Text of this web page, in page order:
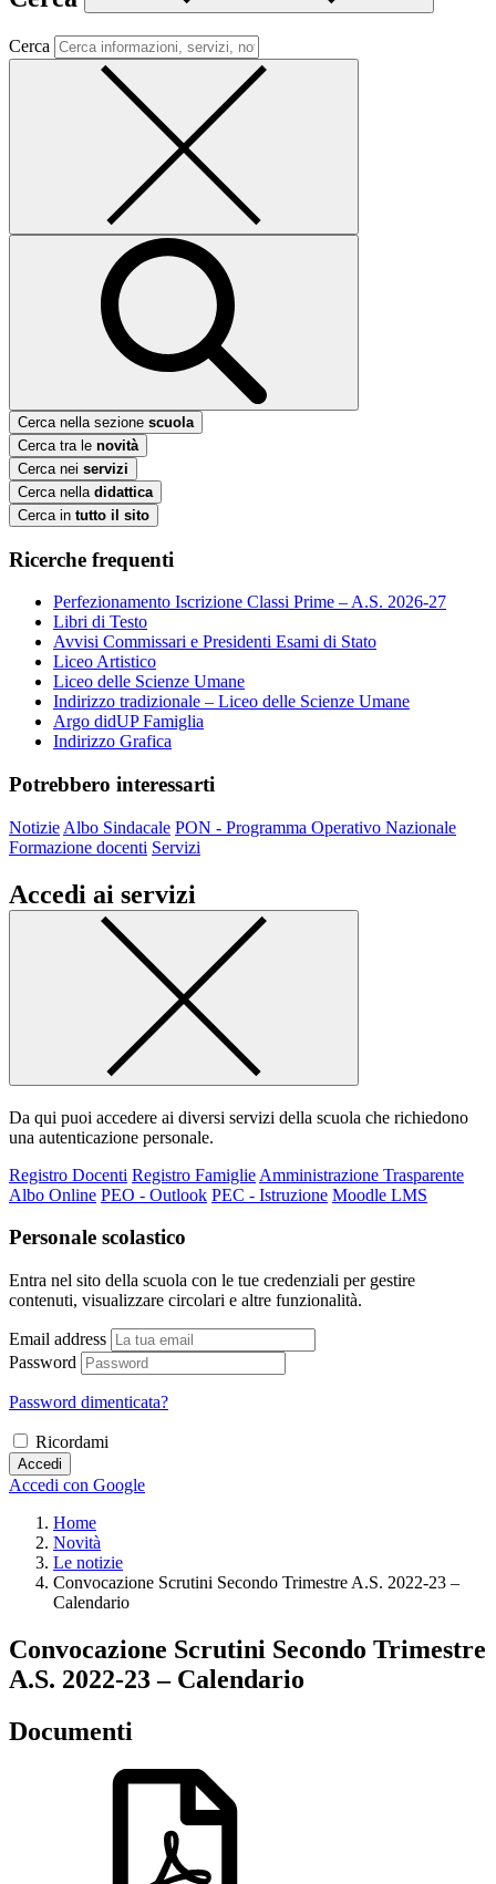
Cerca
Cerca nella sezione scuola
Cerca tra le novità
Cerca nei servizi
Cerca nella didattica
Cerca in tutto il sito
Ricerche frequenti
Perfezionamento Iscrizione Classi Prime – A.S. 2026-27
Libri di Testo
Avvisi Commissari e Presidenti Esami di Stato
Liceo Artistico
Liceo delle Scienze Umane
Indirizzo tradizionale – Liceo delle Scienze Umane
Argo didUP Famiglia
Indirizzo Grafica
Potrebbero interessarti
Notizie Albo Sindacale PON - Programma Operativo Nazionale
Formazione docenti Servizi
Accedi ai servizi
Da qui puoi accedere ai diversi servizi della scuola che richiedono
una autenticazione personale.
Registro Docenti Registro Famiglie Amministrazione Trasparente
Albo Online PEO - Outlook PEC - Istruzione Moodle LMS
Personale scolastico
Entra nel sito della scuola con le tue credenziali per gestire
contenuti, visualizzare circolari e altre funzionalità.
Email address
Password
Password dimenticata?
Ricordami
Accedi
Accedi con Google
Home
Novità
Le notizie
Convocazione Scrutini Secondo Trimestre A.S. 2022-23 –
Calendario
Convocazione Scrutini Secondo Trimestre
A.S. 2022-23 – Calendario
Documenti